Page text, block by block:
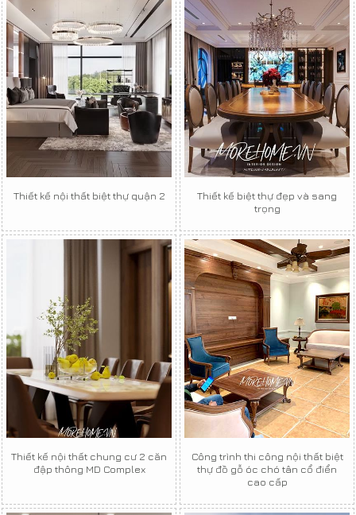
Thiết kế nội thất biệt thự quận 2
Thiết kế biệt thự đẹp và sang
trọng
Thiết kế nội thất chung cư 2 căn
đập thông MD Complex
Công trình thi công nội thất biệt
thự đồ gỗ óc chó tân cổ điển
cao cấp